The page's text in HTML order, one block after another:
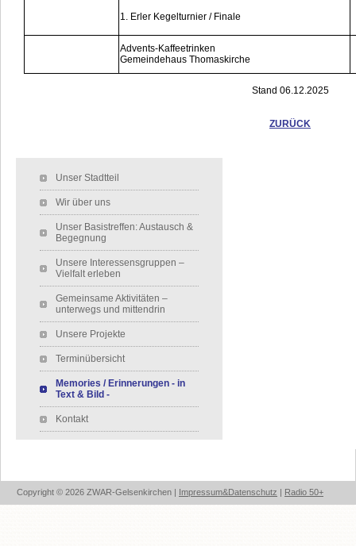
1. Erler Kegelturnier / Finale
Advents-Kaffeetrinken
Gemeindehaus Thomaskirche
Stand 06.12.2025
ZURÜCK
Unser Stadtteil
Wir über uns
Unser Basistreffen: Austausch &
Begegnung
Unsere Interessensgruppen –
Vielfalt erleben
Gemeinsame Aktivitäten –
unterwegs und mittendrin
Unsere Projekte
Terminübersicht
Memories / Erinnerungen - in
Text & Bild -
Kontakt
Copyright © 2026 ZWAR-Gelsenkirchen | Impressum&Datenschutz | Radio 50+